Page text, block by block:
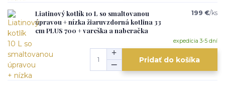
Liatinový kotlík 10 L so smaltovanou
úpravou + nízka žiaruvzdorná kotlina 33
cm PLUS 700 + vareška a naberačka
199 €/ks
expedícia 3-5 dní
Pridať do košíka